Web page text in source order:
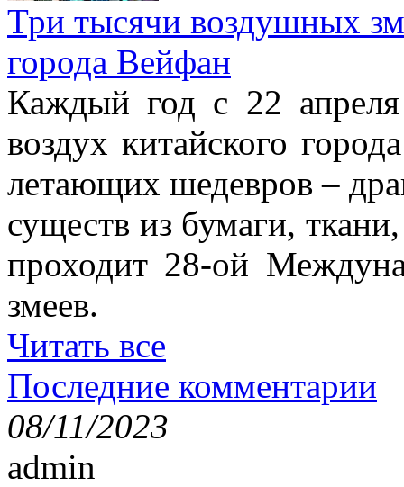
Три тысячи воздушных
города Вейфан
Каждый год с 22
воздух китайского
летающих шедевров –
существ из бумаги,
проходит 28-ой
змеев.
Читать все
Последние комментарии
08/11/2023
admin